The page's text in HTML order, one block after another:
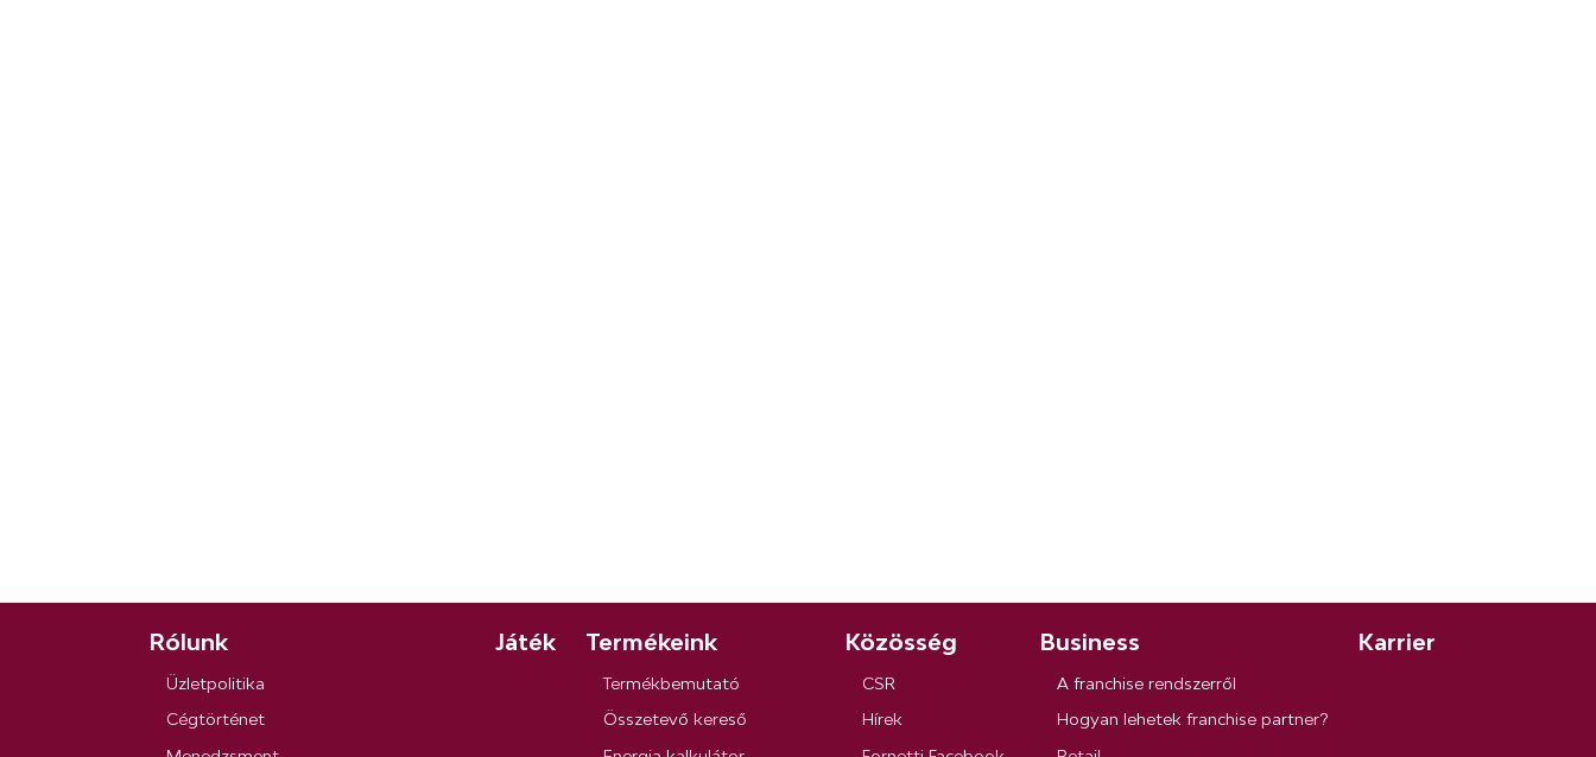
Rólunk
Üzletpolitika
Cégtörténet
Játék Termékeink
Termékbemutató
Összetevő kereső
Közösség
CSR
Hírek
Business
A franchise rendszerről
Hogyan lehetek franchise partner?
Karrier